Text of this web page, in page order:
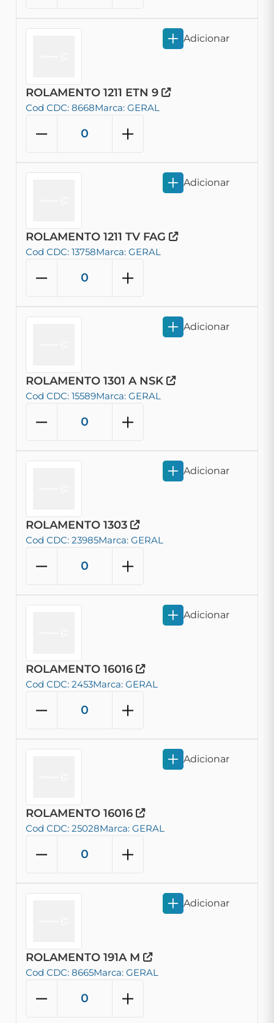
ROLAMENTO 1211 ETN 9
Cod CDC: 8668Marca: GERAL
Adicionar
ROLAMENTO 1211 TV FAG
Cod CDC: 13758Marca: GERAL
Adicionar
ROLAMENTO 1301 A NSK
Cod CDC: 15589Marca: GERAL
Adicionar
ROLAMENTO 1303
Cod CDC: 23985Marca: GERAL
Adicionar
ROLAMENTO 16016
Cod CDC: 2453Marca: GERAL
Adicionar
ROLAMENTO 16016
Cod CDC: 25028Marca: GERAL
Adicionar
ROLAMENTO 191A M
Cod CDC: 8665Marca: GERAL
Adicionar